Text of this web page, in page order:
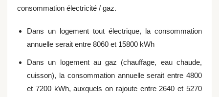
consommation électricité / gaz.
Dans un logement tout électrique, la consommation
annuelle serait entre 8060 et 15800 kWh
Dans un logement au gaz (chauffage, eau chaude,
cuisson), la consommation annuelle serait entre 4800
et 7200 kWh, auxquels on rajoute entre 2640 et 5270